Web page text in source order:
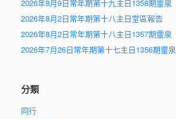
2026年8月9日常年期第十九主日1358期靈泉
2026年8月2日常年期第十八主日堂區報告
2026年8月2日常年期第十八主日1357期靈泉
2026年7月26日常年期第十七主日1356期靈泉
分類
同行